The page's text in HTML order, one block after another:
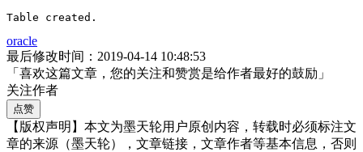
Table created.
oracle
最后修改时间：2019-04-14 10:48:53
「喜欢这篇文章，您的关注和赞赏是给作者最好的鼓励」
关注作者
点赞
【版权声明】本文为墨天轮用户原创内容，转载时必须标注文
章的来源（墨天轮），文章链接，文章作者等基本信息，否则